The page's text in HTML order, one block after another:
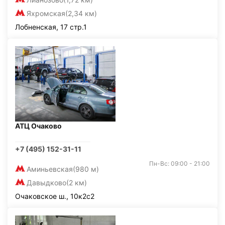
Яхромская(2,34 км)
Лобненская, 17 стр.1
АТЦ Очаково
+7 (495) 152-31-11
Аминьевская(980 м)
Давыдково(2 км)
Пн-Вс: 09:00 - 21:00
Очаковское ш., 10к2с2